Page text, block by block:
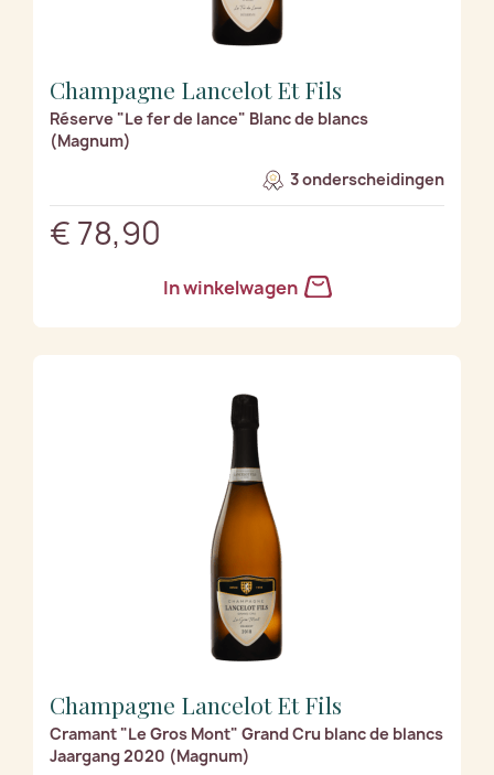
Champagne Lancelot Et Fils
Réserve "Le fer de lance" Blanc de blancs
(Magnum)
3 onderscheidingen
€ 78,90
In winkelwagen
Champagne Lancelot Et Fils
Cramant "Le Gros Mont" Grand Cru blanc de blancs
Jaargang 2020 (Magnum)